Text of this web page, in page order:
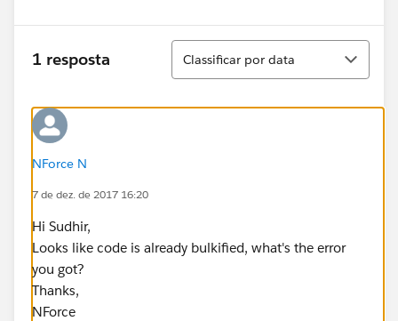
       }
       for( ID leadid : leadIdLst) {
leadLst.add(new Lead(id = leadid,
        for( ID contactid : contIdLst) {
contLst.add(new Contact(id =
system.debug(leadLst + '_'+
       if(!leadLst.isEmpty())
       if(!contLst.isEmpty())
         update contLst;
   }
}
1 resposta
Classificar
Classificar por data
NForce N
7 de dez. de 2017 16:20
Hi Sudhir,
Looks like code is already bulkified, what's the error
you got?
Thanks,
NForce